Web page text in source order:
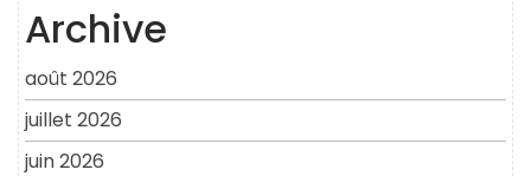
Archive
août 2026
juillet 2026
juin 2026